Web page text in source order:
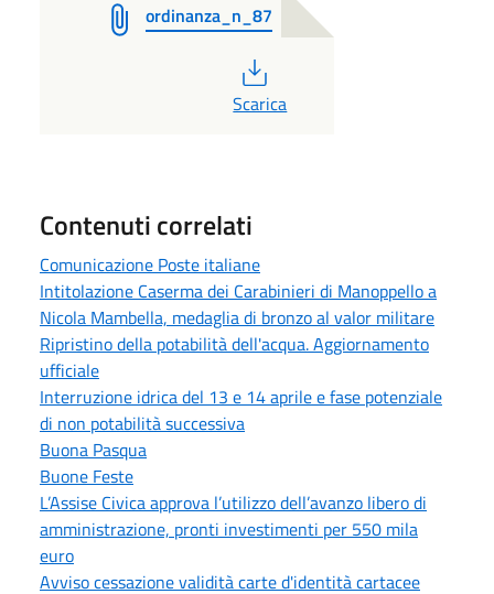
ordinanza_n_87
PDF
Scarica
Contenuti correlati
Comunicazione Poste italiane
Intitolazione Caserma dei Carabinieri di Manoppello a
Nicola Mambella, medaglia di bronzo al valor militare
Ripristino della potabilità dell'acqua. Aggiornamento
ufficiale
Interruzione idrica del 13 e 14 aprile e fase potenziale
di non potabilità successiva
Buona Pasqua
Buone Feste
L’Assise Civica approva l’utilizzo dell’avanzo libero di
amministrazione, pronti investimenti per 550 mila
euro
Avviso cessazione validità carte d'identità cartacee